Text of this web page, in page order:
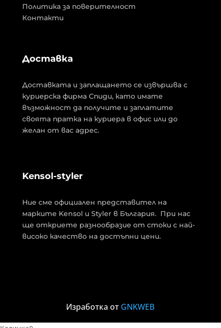
Политика за поверителност
Контакти
Доставка
Доставката и заплащането се извършва с
куриерска фирма Спиди, като имате
възможност да получите и заплатите
своята пратка на куриера в офис или до
желан от вас адрес.
Kensol-styler
Ние сме официален представител на
марките Kensol и Styler в България. При нас
ще откриете разнообразие от стоки с най-
високо качество на достъпни цени.
Изработка от GNKWEB